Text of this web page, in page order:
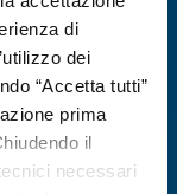
di
dei
“Accetta tutti”
prima
il
necessari